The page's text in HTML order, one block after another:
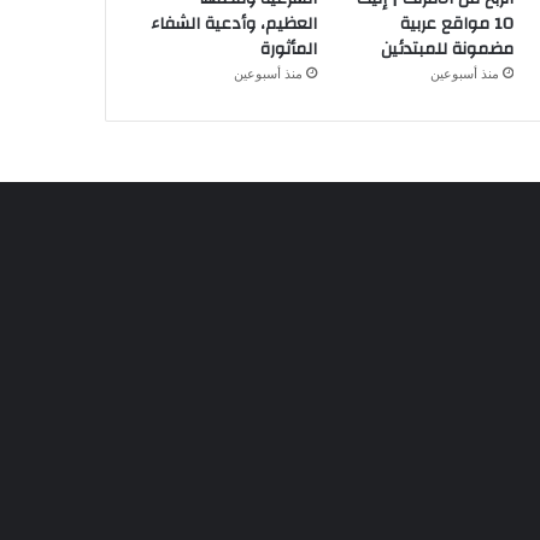
10 مواقع عربية
مضمونة للمبتدئين
منذ أسبوعين
العظيم، وأدعية الشفاء
المأثورة
منذ أسبوعين